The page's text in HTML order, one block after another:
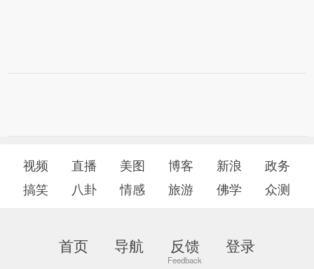
视频 直播 美图 博客 新浪
政务
搞笑
八卦 情感 旅游 佛学 众测
首页 导航 反馈 登录